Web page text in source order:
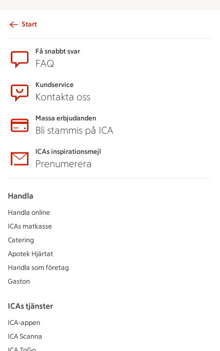
Start
Få snabbt svar
FAQ
Kundservice
Kontakta oss
Massa erbjudanden
Bli stammis på ICA
ICAs inspirationsmejl
Prenumerera
Handla
Handla online
ICAs matkasse
Catering
Apotek Hjärtat
Handla som företag
Gaston
ICAs tjänster
ICA-appen
ICA Scanna